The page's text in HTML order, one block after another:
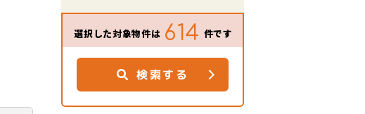
選択した対象物件は 614 件です
検索する